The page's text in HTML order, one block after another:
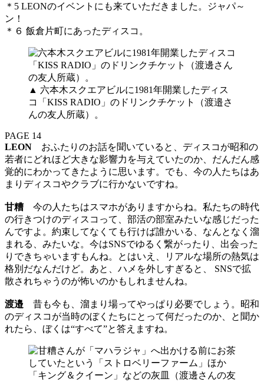
＊5 LEONのイベントにも来ていただきました。ジャパ～
ン！
＊６ 飯倉片町にあったディスコ。
▲ 六本木スクエアビルに1981年開業したディス
コ「KISS RADIO」のドリンクチケット（渡邉さ
んの友人所蔵）。
PAGE 14
LEON おふたりのお話を聞いていると、ディスコが昭和の
若者にどれほど大きな影響力を与えていたのか、だんだん感
覚的にわかってきたように思います。でも、今の人たちはあ
まりディスコやクラブに行かないですね。
甘糟 今の人たちはスマホがありますからね。私たちの時代
の行きつけのディスコって、部活の部室みたいな感じだった
んですよ。約束してなくても行けば誰かいる、なんとなく溜
まれる、みたいな。今はSNSでゆるく繋がったり、出会った
りできちゃいますもんね。とはいえ、リアルな場所の熱気は
格別だなんだけど。あと、ハメを外しすぎると、 SNSで拡
散されちゃうのが怖いのかもしれませんね。
渡邉 昔も今も、溜まり場ってやっぱり必要でしょう。昭和
のディスコが当時のぼくたちにとって何だったのか、と聞か
れたら、ぼくは“すべて”と答えますね。